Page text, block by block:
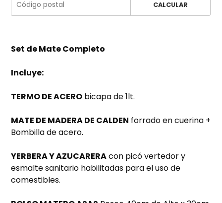
CALCULAR
Set de Mate Completo
Incluye:
TERMO DE ACERO bicapa de 1lt.
MATE DE MADERA DE CALDEN forrado en cuerina +
Bombilla de acero.
YERBERA Y AZUCARERAcon picó vertedor y
esmalte sanitario habilitadas para el uso de
comestibles.